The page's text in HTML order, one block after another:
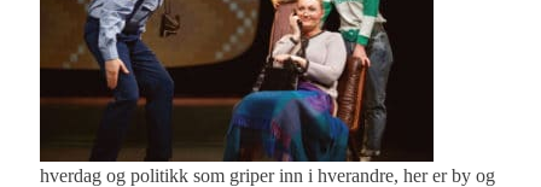
hverdag og politikk som griper inn i hverandre, her er by og